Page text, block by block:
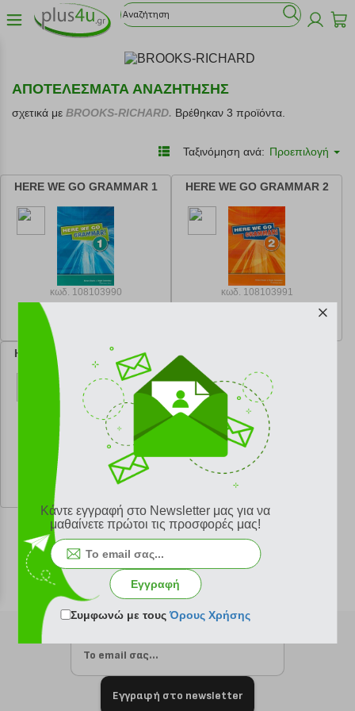
ΑΠΟΤΕΛΕΣΜΑΤΑ ΑΝΑΖΗΤΗΣΗΣ
σχετικά με BROOKS-RICHARD. Βρέθηκαν 3 προϊόντα.
Ταξινόμηση ανά: Προεπιλογή
HERE WE GO GRAMMAR 1
κωδ. 108103990
Ελάχιστη 30 ημερών 28.10 €
Προτεινόμενη λιανική 28.10 €
HERE WE GO GRAMMAR 2
κωδ. 108103991
HERE WE GO GRAMMAR 3
κωδ. 108103992
Ελάχιστη 30 ημερών 29.20 €
Προτεινόμενη λιανική 29.20 €
Εγγραφή στο newsletter
Κάντε εγγραφή στο Newsletter μας για να
μαθαίνετε πρώτοι τις προσφορές μας!
Εγγραφή
Συμφωνώ με τουςΌρους Χρήσης